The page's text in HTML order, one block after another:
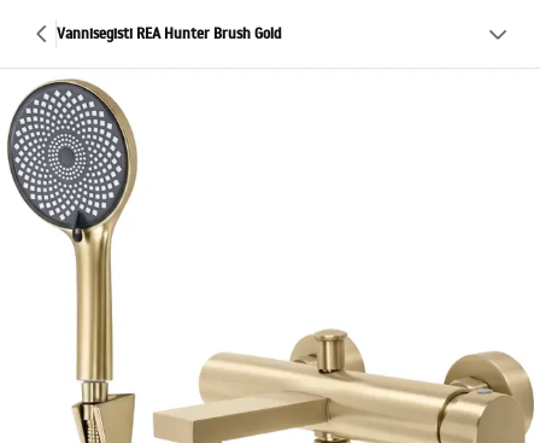
Vannisegisti REA Hunter Brush Gold